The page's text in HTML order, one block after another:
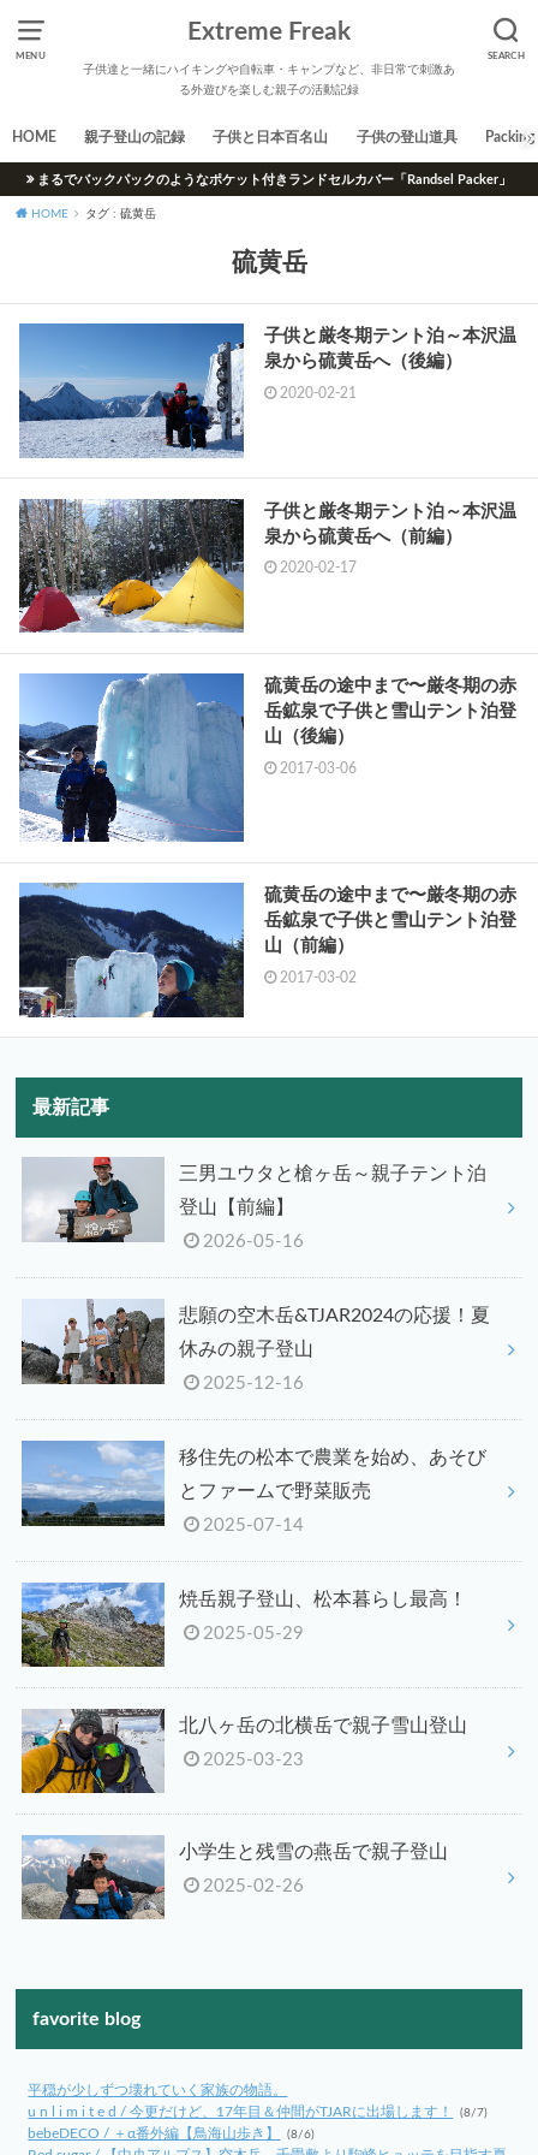
MENU SEARCH
Extreme Freak
子供達と一緒にハイキングや自転車・キャンプなど、非日常で刺激あ
る外遊びを楽しむ親子の活動記録
HOME 親子登山の記録 子供と日本百名山 子供の登山道具 Packing
まるでバックパックのようなポケット付きランドセルカバー「Randsel Packer」
HOME タグ : 硫黄岳
硫黄岳
子供と厳冬期テント泊～本沢温
泉から硫黄岳へ（後編）
2020-02-21
子供と厳冬期テント泊～本沢温
泉から硫黄岳へ（前編）
2020-02-17
硫黄岳の途中まで〜厳冬期の赤
岳鉱泉で子供と雪山テント泊登
山（後編）
2017-03-06
硫黄岳の途中まで〜厳冬期の赤
岳鉱泉で子供と雪山テント泊登
山（前編）
2017-03-02
最新記事
三男ユウタと槍ヶ岳～親子テント泊
登山【前編】
2026-05-16
悲願の空木岳&TJAR2024の応援！夏
休みの親子登山
2025-12-16
移住先の松本で農業を始め、あそび
とファームで野菜販売
2025-07-14
焼岳親子登山、松本暮らし最高！
2025-05-29
北八ヶ岳の北横岳で親子雪山登山
2025-03-23
小学生と残雪の燕岳で親子登山
2025-02-26
favorite blog
平穏が少しずつ壊れていく家族の物語。
u n l i m i t e d / 今更だけど、17年目＆仲間がTJARに出場します！
(8/7)
bebeDECO / ＋α番外編【鳥海山歩き】 (8/6)